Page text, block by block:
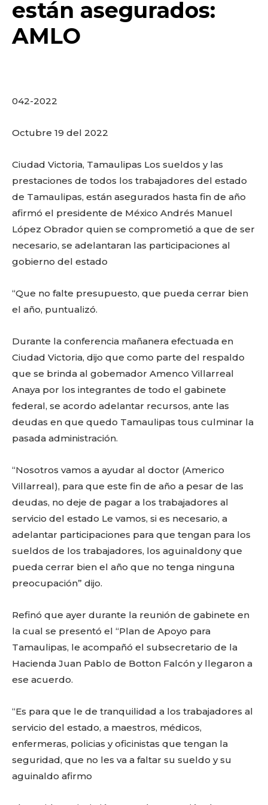
Facebook
Twitter
Email
k
están asegurados:
AMLO
042-2022
Octubre 19 del 2022
Ciudad Victoria, Tamaulipas Los sueldos y las
prestaciones de todos los trabajadores del estado
de Tamaulipas, están asegurados hasta fin de año
afirmó el presidente de México Andrés Manuel
López Obrador quien se comprometió a que de ser
necesario, se adelantaran las participaciones al
gobierno del estado
“Que no falte presupuesto, que pueda cerrar bien
el año, puntualizó.
Durante la conferencia mañanera efectuada en
Ciudad Victoria, dijo que como parte del respaldo
que se brinda al gobemador Amenco Villarreal
Anaya por los integrantes de todo el gabinete
federal, se acordo adelantar recursos, ante las
deudas en que quedo Tamaulipas tous culminar la
pasada administración.
“Nosotros vamos a ayudar al doctor (Americo
Villarreal), para que este fin de año a pesar de las
deudas, no deje de pagar a los trabajadores al
servicio del estado Le vamos, si es necesario, a
adelantar participaciones para que tengan para los
sueldos de los trabajadores, los aguinaldony que
pueda cerrar bien el año que no tenga ninguna
preocupación” dijo.
Refinó que ayer durante la reunión de gabinete en
la cual se presentó el “Plan de Apoyo para
Tamaulipas, le acompañó el subsecretario de la
Hacienda Juan Pablo de Botton Falcón y llegaron a
ese acuerdo.
“Es para que le de tranquilidad a los trabajadores al
servicio del estado, a maestros, médicos,
enfermeras, policias y oficinistas que tengan la
seguridad, que no les va a faltar su sueldo y su
aguinaldo afirmo